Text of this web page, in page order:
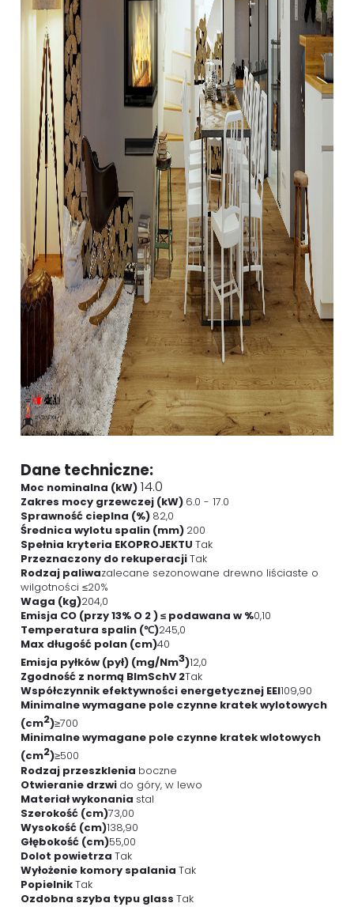
Dane techniczne:
Moc nominalna (kW) 14.0
Zakres mocy grzewczej (kW) 6.0 - 17.0
Sprawność cieplna (%) 82,0
Średnica wylotu spalin (mm) 200
Spełnia kryteria EKOPROJEKTU Tak
Przeznaczony do rekuperacjiTak
Rodzaj paliwazalecane sezonowane drewno liściaste o
wilgotności ≤20%
Waga (kg)204,0
Emisja CO (przy 13% O 2 ) ≤ podawana w %0,10
Temperatura spalin (℃)245,0
Max długość polan (cm)40
Emisja pyłków (pył) (mg/Nm3)12,0
Zgodność z normą BImSchV 2Tak
Współczynnik efektywności energetycznej EEI109,90
Minimalne wymagane pole czynne kratek wylotowych
(cm2)≥700
Minimalne wymagane pole czynne kratek wlotowych
(cm2)≥500
Rodzaj przeszklenia boczne
Otwieranie drzwi do góry, w lewo
Materiał wykonania stal
Szerokość (cm)73,00
Wysokość (cm)138,90
Głębokość (cm)55,00
Dolot powietrza Tak
Wyłożenie komory spalania Tak
PopielnikTak
Ozdobna szyba typu glass Tak